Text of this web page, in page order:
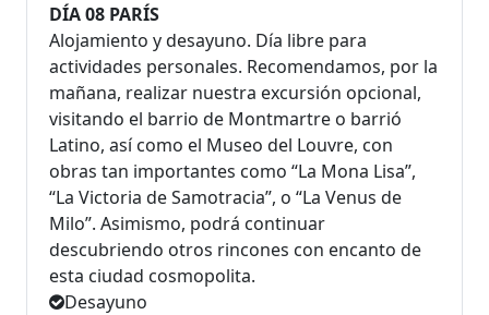
DÍA 08 PARÍS
Alojamiento y desayuno. Día libre para
actividades personales. Recomendamos, por la
mañana, realizar nuestra excursión opcional,
visitando el barrio de Montmartre o barrió
Latino, así como el Museo del Louvre, con
obras tan importantes como “La Mona Lisa”,
“La Victoria de Samotracia”, o “La Venus de
Milo”. Asimismo, podrá continuar
descubriendo otros rincones con encanto de
esta ciudad cosmopolita.
Desayuno